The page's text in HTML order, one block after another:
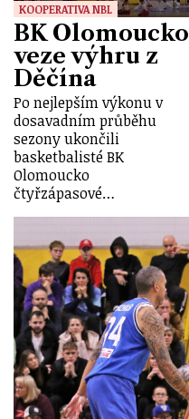
KOOPERATIVA NBL
BK Olomoucko
veze výhru z
Děčína
Po nejlepším výkonu v
dosavadním průběhu
sezony ukončili
basketbalisté BK
Olomoucko
čtyřzápasové…